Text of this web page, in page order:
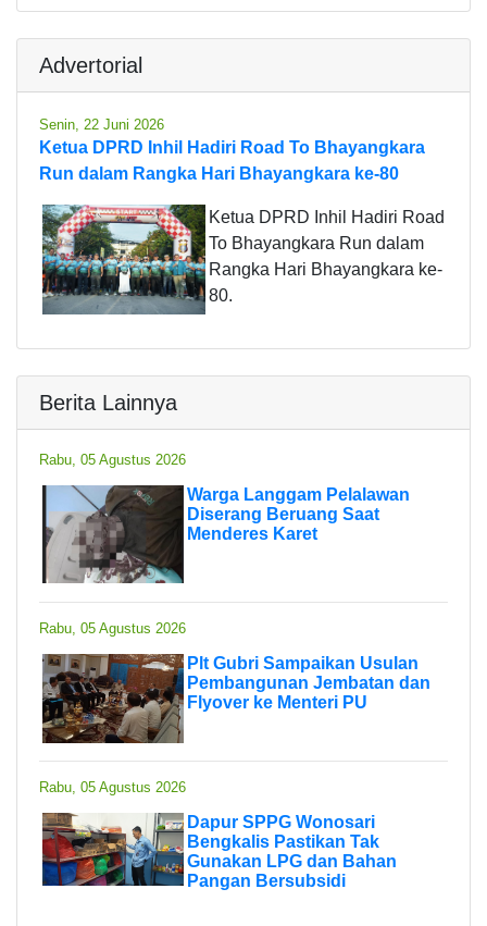
Advertorial
Senin, 22 Juni 2026
Ketua DPRD Inhil Hadiri Road To Bhayangkara
Run dalam Rangka Hari Bhayangkara ke-80
Ketua DPRD Inhil Hadiri Road
To Bhayangkara Run dalam
Rangka Hari Bhayangkara ke-
80.
Berita Lainnya
Rabu, 05 Agustus 2026
Warga Langgam Pelalawan
Diserang Beruang Saat
Menderes Karet
Rabu, 05 Agustus 2026
Plt Gubri Sampaikan Usulan
Pembangunan Jembatan dan
Flyover ke Menteri PU
Rabu, 05 Agustus 2026
Dapur SPPG Wonosari
Bengkalis Pastikan Tak
Gunakan LPG dan Bahan
Pangan Bersubsidi